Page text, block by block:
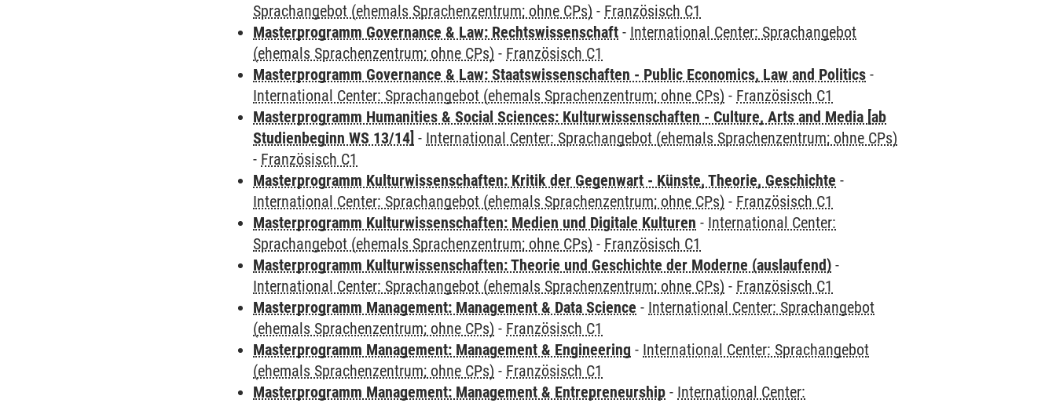
Sprachangebot (ehemals Sprachenzentrum; ohne CPs) - Französisch C1
Masterprogramm Governance & Law: Rechtswissenschaft - International Center: Sprachangebot
(ehemals Sprachenzentrum; ohne CPs) - Französisch C1
Masterprogramm Governance & Law: Staatswissenschaften - Public Economics, Law and Politics -
International Center: Sprachangebot (ehemals Sprachenzentrum; ohne CPs) - Französisch C1
Masterprogramm Humanities & Social Sciences: Kulturwissenschaften - Culture, Arts and Media [ab
Studienbeginn WS 13/14] - International Center: Sprachangebot (ehemals Sprachenzentrum; ohne CPs)
- Französisch C1
Masterprogramm Kulturwissenschaften: Kritik der Gegenwart - Künste, Theorie, Geschichte -
International Center: Sprachangebot (ehemals Sprachenzentrum; ohne CPs) - Französisch C1
Masterprogramm Kulturwissenschaften: Medien und Digitale Kulturen - International Center:
Sprachangebot (ehemals Sprachenzentrum; ohne CPs) - Französisch C1
Masterprogramm Kulturwissenschaften: Theorie und Geschichte der Moderne (auslaufend) -
International Center: Sprachangebot (ehemals Sprachenzentrum; ohne CPs) - Französisch C1
Masterprogramm Management: Management & Data Science - International Center: Sprachangebot
(ehemals Sprachenzentrum; ohne CPs) - Französisch C1
Masterprogramm Management: Management & Engineering - International Center: Sprachangebot
(ehemals Sprachenzentrum; ohne CPs) - Französisch C1
Masterprogramm Management: Management & Entrepreneurship - International Center: